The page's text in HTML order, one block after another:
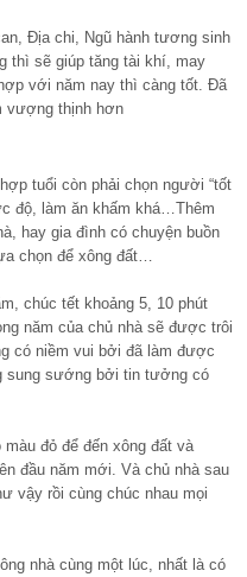
Địa chi, Ngũ hành tương sinh
thì sẽ giúp tăng tài khí, may
với năm nay thì càng tốt. Đã
vượng thịnh hơn
tuổi còn phải chọn người “tốt
độ, làm ăn khấm khá…Thêm
hay gia đình có chuyện buồn
chọn để xông đất…
chúc tết khoảng 5, 10 phút
năm của chủ nhà sẽ được trôi
có niềm vui bởi đã làm được
sung sướng bởi tin tưởng có
đỏ để đến xông đất và
đầu năm mới. Và chủ nhà sau
vậy rồi cùng chúc nhau mọi
nhà cùng một lúc, nhất là có